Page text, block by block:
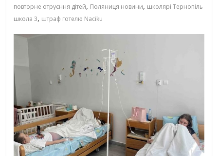
повторне отруєння дітей, Поляниця новини, школярі Тернопіль
школа 3, штраф готелю Naciku